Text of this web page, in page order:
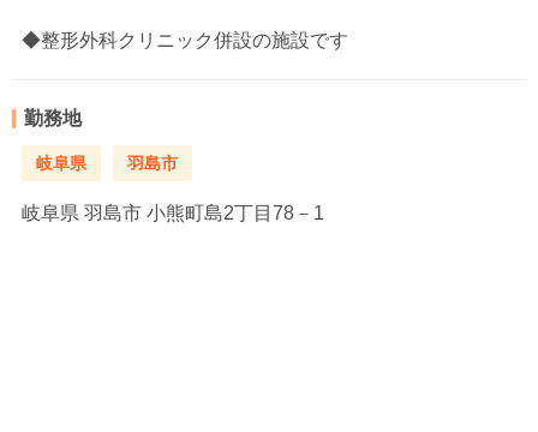
◆整形外科クリニック併設の施設です
勤務地
岐阜県 羽島市
岐阜県 羽島市 小熊町島2丁目78－1